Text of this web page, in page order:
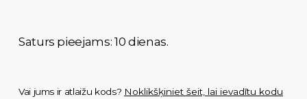
Saturs pieejams: 10 dienas.
Vai jums ir atlaižu kods? Noklikšķiniet šeit, lai ievadītu kodu